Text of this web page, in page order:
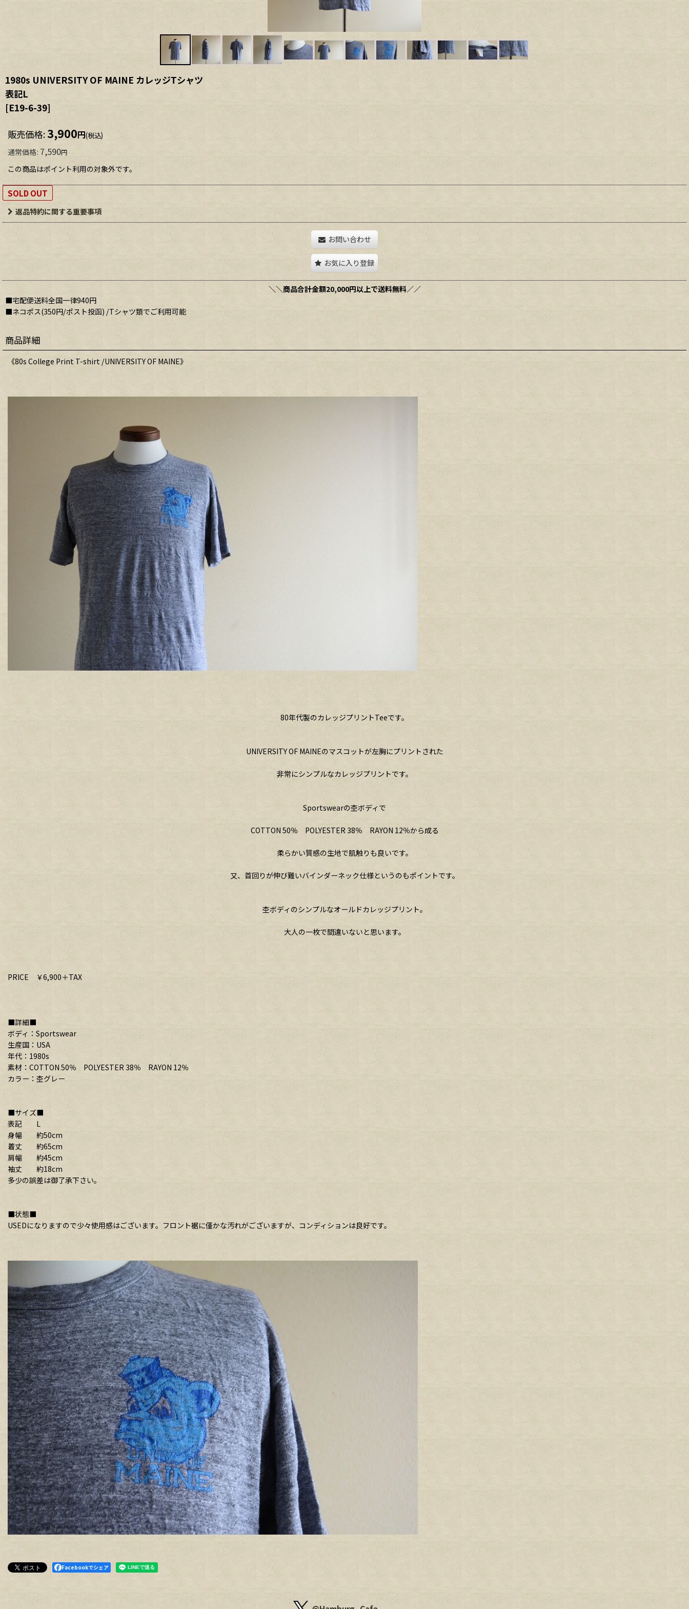
1980s UNIVERSITY OF MAINE カレッジTシャツ
表記L
[E19-6-39]
販売価格:3,900円(税込)
通常価格: 7,590円
この商品はポイント利用の対象外です。
SOLD OUT
返品特約に関する重要事項
お問い合わせ
お気に入り登録
＼＼商品合計金額20,000円以上で送料無料／／
■宅配便送料全国一律940円
■ネコポス(350円/ポスト投函) /Tシャツ類でご利用可能
商品詳細
《80s College Print T-shirt /UNIVERSITY OF MAINE》
80年代製のカレッジプリントTeeです。
UNIVERSITY OF MAINEのマスコットが左胸にプリントされた
非常にシンプルなカレッジプリントです。
Sportswearの杢ボディで
COTTON 50％ POLYESTER 38％ RAYON 12％から成る
柔らかい質感の生地で肌触りも良いです。
又、首回りが伸び難いバインダーネック仕様というのもポイントです。
杢ボディのシンプルなオールドカレッジプリント。
大人の一枚で間違いないと思います。
PRICE ￥6,900＋TAX
■詳細■
ボディ：Sportswear
生産国：USA
年代：1980s
素材：COTTON 50％ POLYESTER 38％ RAYON 12％
カラー：杢グレー
■サイズ■
表記 L
身幅 約50cm
着丈 約65cm
肩幅 約45cm
袖丈 約18cm
多少の誤差は御了承下さい。
■状態■
USEDになりますので少々使用感はございます。フロント裾に僅かな汚れがございますが、コンディションは良好です。
Facebookでシェア